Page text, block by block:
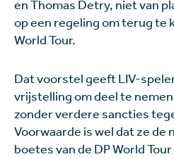
en Thomas Detry, niet van
op een regeling om terug te
World Tour.
Dat voorstel geeft LIV-
vrijstelling om deel te
zonder verdere sancties
Voorwaarde is wel dat ze de
boetes van de DP World